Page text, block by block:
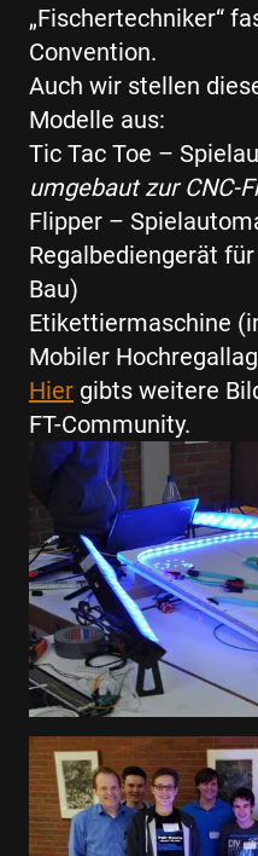
„Fischertechniker“
Convention.
Auch wir stellen
Modelle aus:
Tic Tac Toe –
umgebaut zur CNC-
Flipper –
Regalbediengerät
Bau)
Etikettiermaschine
Mobiler
Hier gibts weitere
FT-Community.